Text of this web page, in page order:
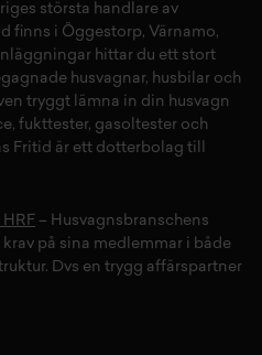
största handlare av
finns i Öggestorp, Värnamo,
hittar du ett stort
husvagnar, husbilar och
tryggt lämna in din husvagn
, fukttester, gasoltester och
Fritid är ett dotterbolag till
– Husvagnsbranschens
på sina medlemmar i både
Dvs en trygg affärspartner